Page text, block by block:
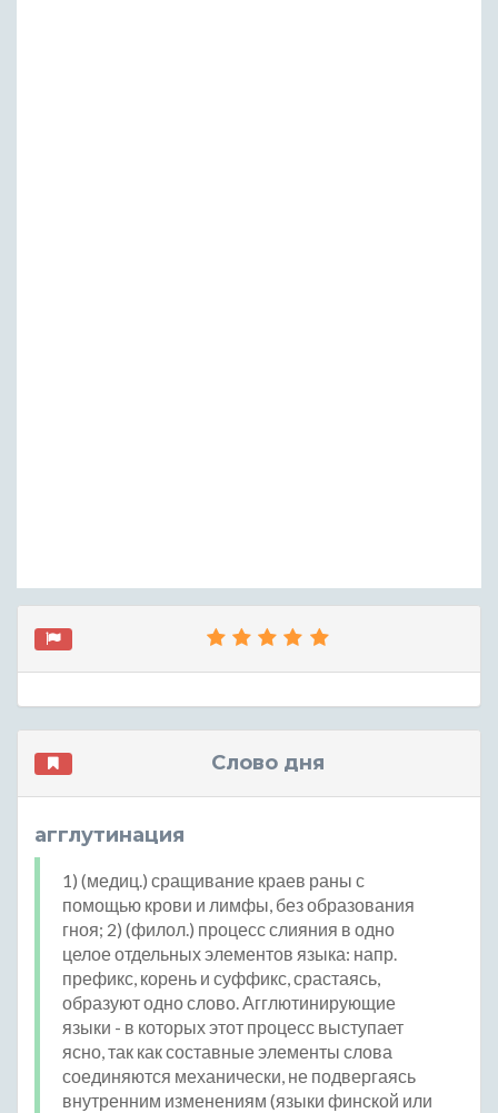
Слово дня
агглутинация
1) (медиц.) сращивание краев раны с
помощью крови и лимфы, без образования
гноя; 2) (филол.) процесс слияния в одно
целое отдельных элементов языка: напр.
префикс, корень и суффикс, срастаясь,
образуют одно слово. Агглютинирующие
языки - в которых этот процесс выступает
ясно, так как составные элементы слова
соединяются механически, не подвергаясь
внутренним изменениям (языки финской или